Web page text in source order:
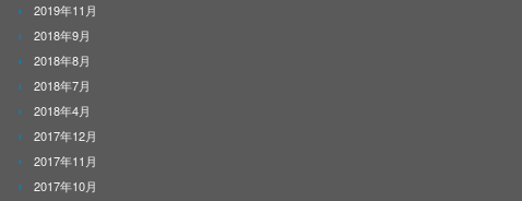
2019年11月
2018年9月
2018年8月
2018年7月
2018年4月
2017年12月
2017年11月
2017年10月